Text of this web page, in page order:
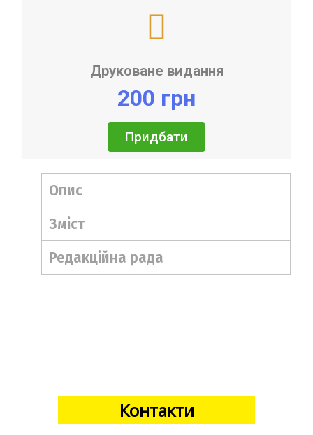
Друковане видання
200 грн
Придбати
Опис
Зміст
Редакційна рада
Контакти